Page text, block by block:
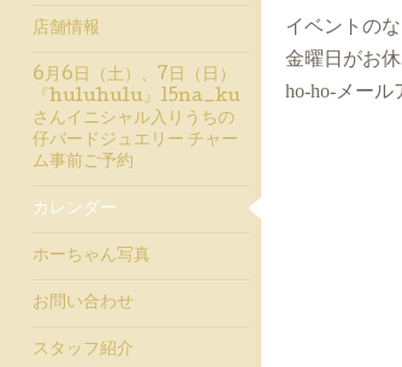
イベントの
金曜日がお
ho-ho-メー
店舗情報
6月6日（土）、7日（日）
『huluhulu』15na_ku
さんイニシャル入りうちの
仔バードジュエリー チャー
ム事前ご予約
カレンダー
ホーちゃん写真
お問い合わせ
スタッフ紹介